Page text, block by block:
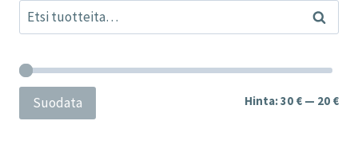
valinnat
sivulla.
Etsi: Haku
Suodata Hinta:30 € — 20 €